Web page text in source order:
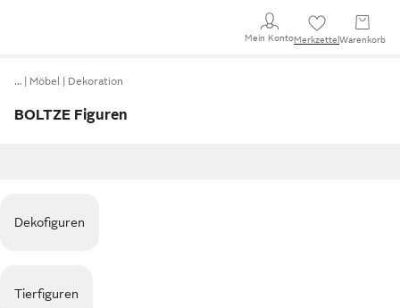
Mein KontoMerkzettel Warenkorb
… Möbel Dekoration
BOLTZE Figuren
Dekofiguren
Tierfiguren